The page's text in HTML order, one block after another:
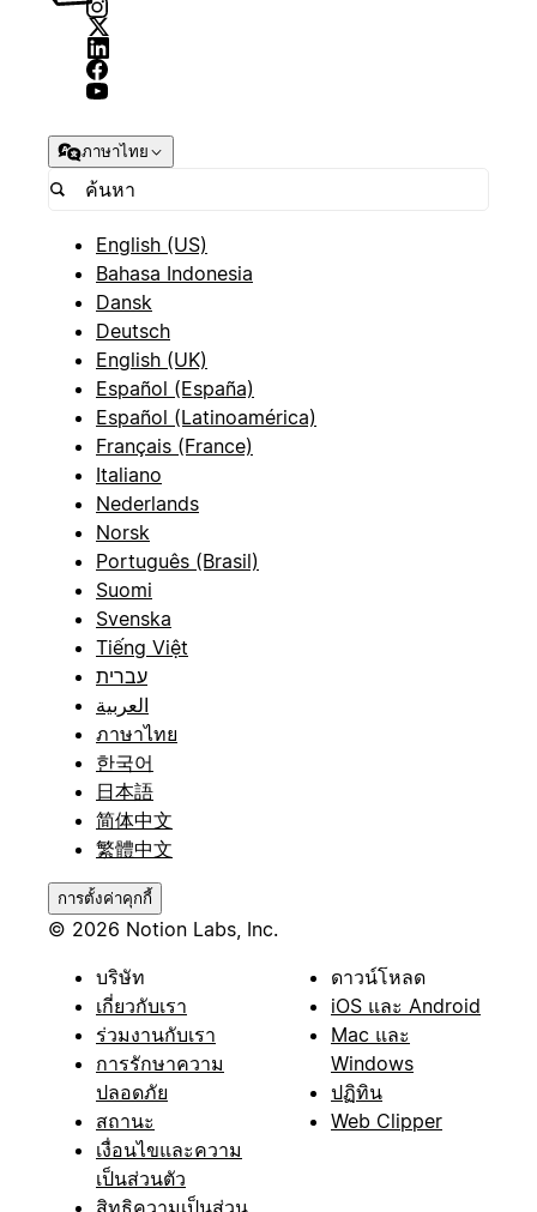
ภาษาไทย
English (US)
Bahasa Indonesia
Dansk
Deutsch
English (UK)
Español (España)
Español (Latinoamérica)
Français (France)
Italiano
Nederlands
Norsk
Português (Brasil)
Suomi
Svenska
Tiếng Việt
עברית
العربية
ภาษาไทย
한국어
日本語
简体中文
繁體中文
การตั้งค่าคุกกี้
© 2026 Notion Labs, Inc.
บริษัท
เกี่ยวกับเรา
ร่วมงานกับเรา
การรักษาความ
ปลอดภัย
สถานะ
เงื่อนไขและความ
เป็นส่วนตัว
ดาวน์โหลด
iOS และ Android
Mac และ
Windows
ปฏิทิน
Web Clipper